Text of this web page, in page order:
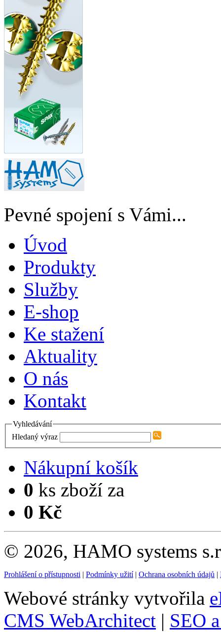
Pevné spojení s Vámi...
Úvod
Produkty
Služby
E-shop
Ke stažení
Aktuality
O nás
Kontakt
Vyhledávání
Hledaný výraz
Nákupní košík
0 ks zboží za
0 Kč
© 2026, HAMO systems
Prohlášení o přístupnosti | Podmínky užití| Ochrana osobních údajů |
Webové stránky vytvořila
CMS WebArchitect | SEO